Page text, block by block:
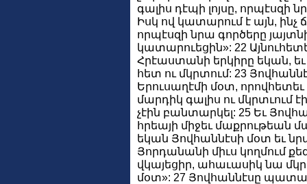
գալիս դէպի լոյսը, որպէսզի
Իսկ ով կատարում է այն, ինչ
որպէսզի նրա գործերը
կատարուեցին»: 22
Հրէաստանի երկիրը եկան,
հետ ու մկրտում: 23
Երուսաղէմի մօտ,
մարդիկ գալիս ու մկրտւում
չէին բանտարկել: 25 Եւ
հրեայի միջեւ մաքրութեան
եկան Յովհաննէսի մօտ եւ
Յորդանանի միւս կողմում
վկայեցիր, ահաւասիկ նա
մօտ»: 27 Յովհաննէսը